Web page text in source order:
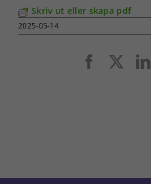
Skriv ut eller skapa pdf
2025-05-14
Facebook